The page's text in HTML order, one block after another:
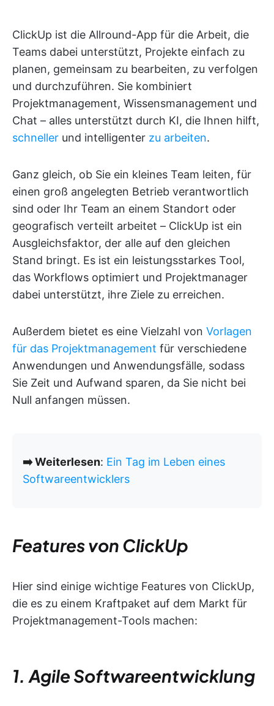
ClickUp ist die Allround-App für die Arbeit, die
Teams dabei unterstützt, Projekte einfach zu
planen, gemeinsam zu bearbeiten, zu verfolgen
und durchzuführen. Sie kombiniert
Projektmanagement, Wissensmanagement und
Chat – alles unterstützt durch KI, die Ihnen hilft,
schneller und intelligenter zu arbeiten.
Ganz gleich, ob Sie ein kleines Team leiten, für
einen groß angelegten Betrieb verantwortlich
sind oder Ihr Team an einem Standort oder
geografisch verteilt arbeitet – ClickUp ist ein
Ausgleichsfaktor, der alle auf den gleichen
Stand bringt. Es ist ein leistungsstarkes Tool,
das Workflows optimiert und Projektmanager
dabei unterstützt, ihre Ziele zu erreichen.
Außerdem bietet es eine Vielzahl von Vorlagen
für das Projektmanagement für verschiedene
Anwendungen und Anwendungsfälle, sodass
Sie Zeit und Aufwand sparen, da Sie nicht bei
Null anfangen müssen.
➡️ Weiterlesen: Ein Tag im Leben eines
Softwareentwicklers
Features von ClickUp
Hier sind einige wichtige Features von ClickUp,
die es zu einem Kraftpaket auf dem Markt für
Projektmanagement-Tools machen:
1. Agile Softwareentwicklung